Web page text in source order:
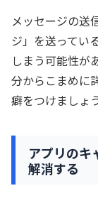
メッセージの送
ジ」を送ってい
しまう可能性が
分からこまめに
癖をつけましょう
アプリのキ
解消する